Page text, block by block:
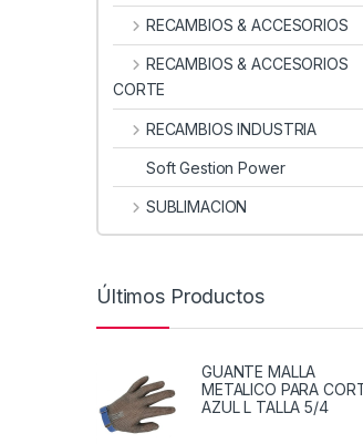
RECAMBIOS & ACCESORIOS
RECAMBIOS & ACCESORIOS
CORTE
RECAMBIOS INDUSTRIA
Soft Gestion Power
SUBLIMACION
Últimos Productos
GUANTE MALLA
METALICO PARA
AZUL L TALLA 5/4